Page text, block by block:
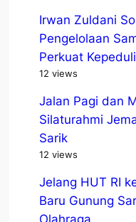
Irwan Zuldani
Pengelolaan
Perkuat
12 views
Jalan Pagi dan
Silaturahmi
Sarik
12 views
Jelang HUT RI
Baru Gunung
Olahraga